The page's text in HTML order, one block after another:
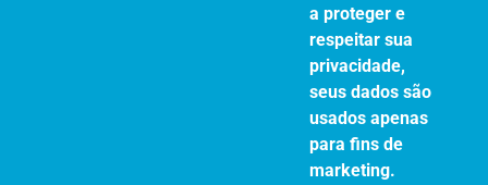
a proteger e
respeitar sua
privacidade,
seus dados são
usados apenas
para fins de
marketing.